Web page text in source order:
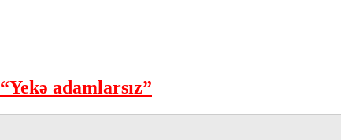
“Yekə adamlarsız”